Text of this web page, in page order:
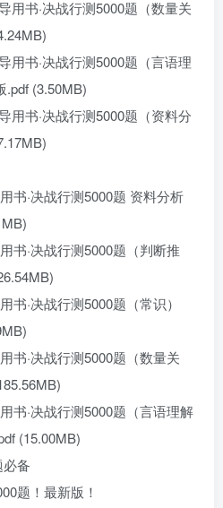
用书·决战行测5000题（数量关
用书·决战行测5000题（言语理
.pdf (3.50MB)
用书·决战行测5000题（资料分
书·决战行测5000题 资料分析
书·决战行测5000题（判断推
书·决战行测5000题（常识）
书·决战行测5000题（数量关
书·决战行测5000题（言语理解
(15.00MB)
备
题！最新版！